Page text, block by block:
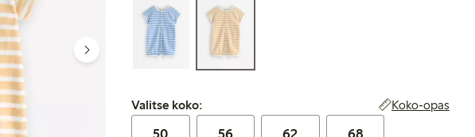
Valitse koko:
Valitse koko: Koko-opas